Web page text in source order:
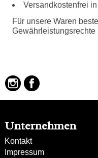
Henkel
Schulterriemen
Besonderheiten:
Versandkostenfrei
Für unsere Waren
Gewährleistungsrechte
Unternehmen
Kontakt
Impressum